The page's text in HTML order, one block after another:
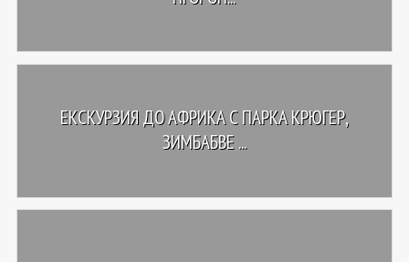
ЕКСКУРЗИЯ ДО АФРИКА С ПАРКА КРЮГЕР,
ЗИМБАБВЕ ...